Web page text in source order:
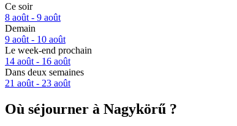
Ce soir
8 août - 9 août
Demain
9 août - 10 août
Le week-end prochain
14 août - 16 août
Dans deux semaines
21 août - 23 août
Où séjourner à Nagykörű ?